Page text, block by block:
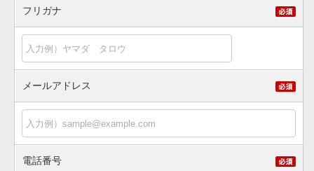
フリガナ
メールアドレス
電話番号